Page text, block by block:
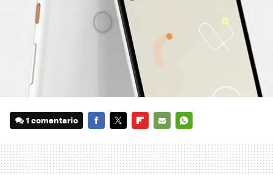
1 comentario
MAIL